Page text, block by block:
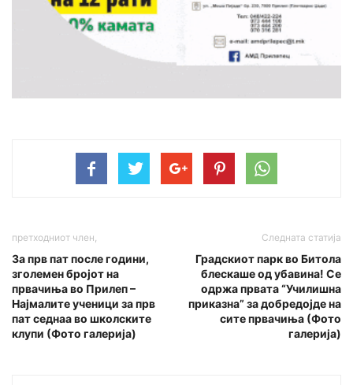
претходниот член,
За прв пат после години,
зголемен бројот на
првачиња во Прилеп –
Најмалите ученици за прв
пат седнаа во школските
клупи (Фото галерија)
Следната статија
Градскиот парк во Битола
блескаше од убавина! Се
одржа првата “Училишна
приказна” за добредојде на
сите првачиња (Фото
галерија)